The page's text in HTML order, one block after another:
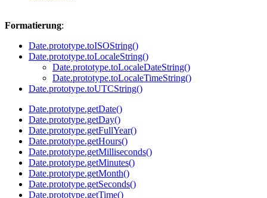
Formatierung:
Date.prototype.toISOString()
Date.prototype.toLocaleString()
Date.prototype.toLocaleDateString()
Date.prototype.toLocaleTimeString()
Date.prototype.toUTCString()
Date.prototype.getDate()
Date.prototype.getDay()
Date.prototype.getFullYear()
Date.prototype.getHours()
Date.prototype.getMilliseconds()
Date.prototype.getMinutes()
Date.prototype.getMonth()
Date.prototype.getSeconds()
Date.prototype.getTime()